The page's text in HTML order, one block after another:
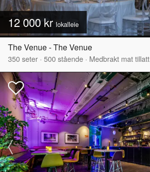
12 000 kr lokalleie
The Venue - The Venue
350seter · 500stående · Medbrakt mat tillatt